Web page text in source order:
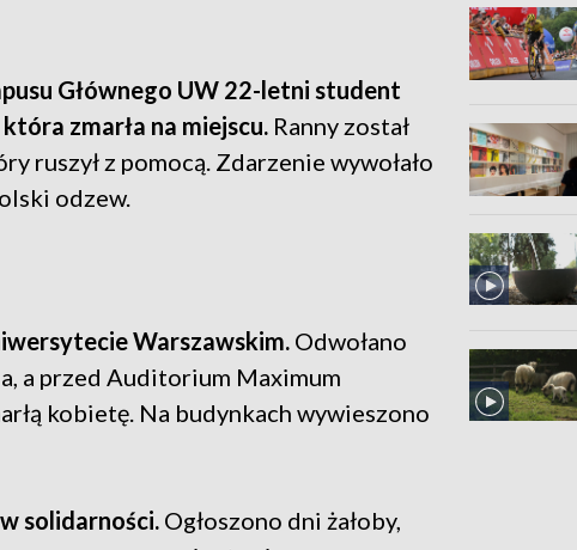
Głównego UW 22-letni student
zmarła na miejscu. Ranny został
ruszył z pomocą. Zdarzenie wywołało
odzew.
Warszawskim. Odwołano
a przed Auditorium Maximum
kobietę. Na budynkach wywieszono
solidarności. Ogłoszono dni żałoby,